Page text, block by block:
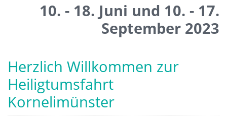
10. - 18. Juni und 10. - 17.
September 2023
Herzlich Willkommen zur
Heiligtumsfahrt
Kornelimünster